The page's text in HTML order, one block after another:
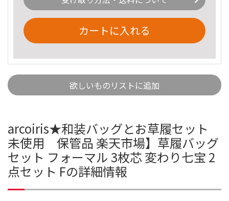
カートに入れる
欲しいものリストに追加
arcoiris★和装バッグとお草履セット
未使用 保管品 楽天市場】草履バッグ
セット フォーマル 3枚芯 変わり七宝 2
点セット Fの詳細情報